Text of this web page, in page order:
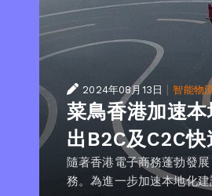
2024年08月13日 |智能物
菜鳥香港加速
出B2C及C2C快
隨著香港電子商務蓬勃發
務。為進一步加速本地化